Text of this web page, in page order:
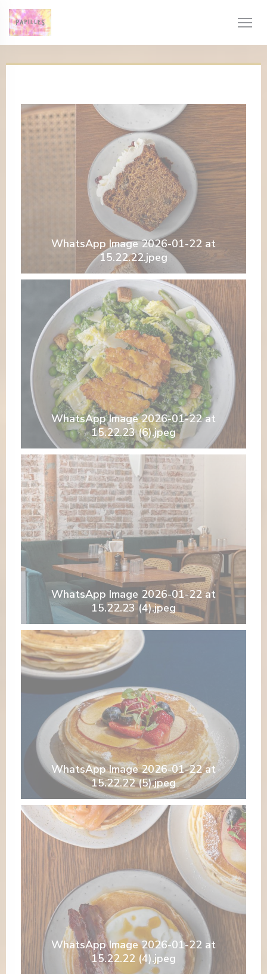
Personalización de sus opciones de cookies
WhatsApp Image 2026-01-22 at
15.22.22.jpeg
WhatsApp Image 2026-01-22 at
15.22.23 (6).jpeg
WhatsApp Image 2026-01-22 at
15.22.23 (4).jpeg
WhatsApp Image 2026-01-22 at
15.22.22 (5).jpeg
WhatsApp Image 2026-01-22 at
15.22.22 (4).jpeg